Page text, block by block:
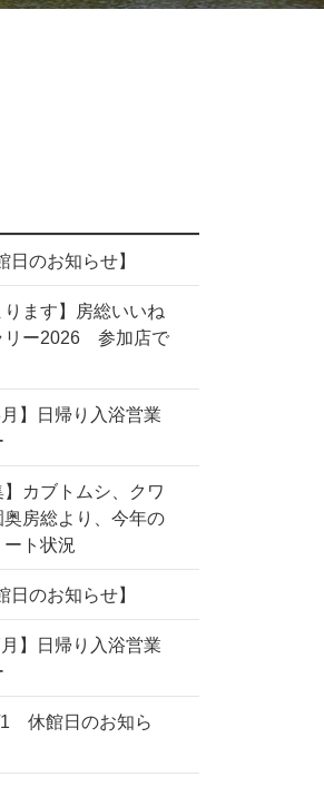
日のお知らせ】
ります】房総いいね
リー2026 参加店で
月】日帰り入浴営業
】カブトムシ、クワ
奥房総より、今年の
ト状況
日のお知らせ】
月】日帰り入浴営業
1 休館日のお知ら